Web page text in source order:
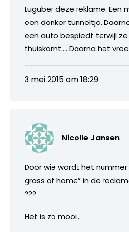
Luguber deze reklame. Een
een donker tunneltje.
een auto bespiedt terwijl
thuiskomt…. Daarna het
3 mei 2015 om 18:29
Nicolle Jansen
Door wie wordt het nummer
grass of home” in de
???
Het is zo mooi…